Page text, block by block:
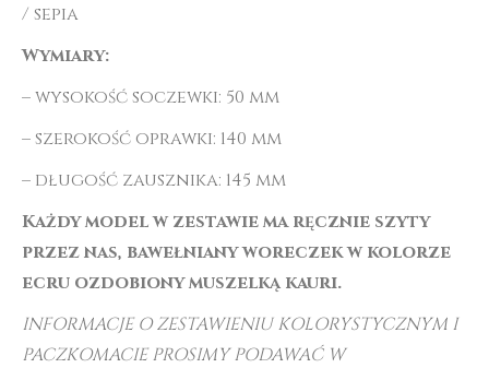
/ sepia
Wymiary:
– wysokość soczewki: 50 mm
– szerokość oprawki: 140 mm
– długość zausznika: 145 mm
Każdy model w zestawie ma ręcznie szyty
przez nas, bawełniany woreczek w kolorze
ecru ozdobiony muszelką kauri.
INFORMACJE O ZESTAWIENIU KOLORYSTYCZNYM I
PACZKOMACIE PROSIMY PODAWAĆ W